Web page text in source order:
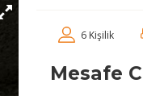
6 Kişilik
Mesafe